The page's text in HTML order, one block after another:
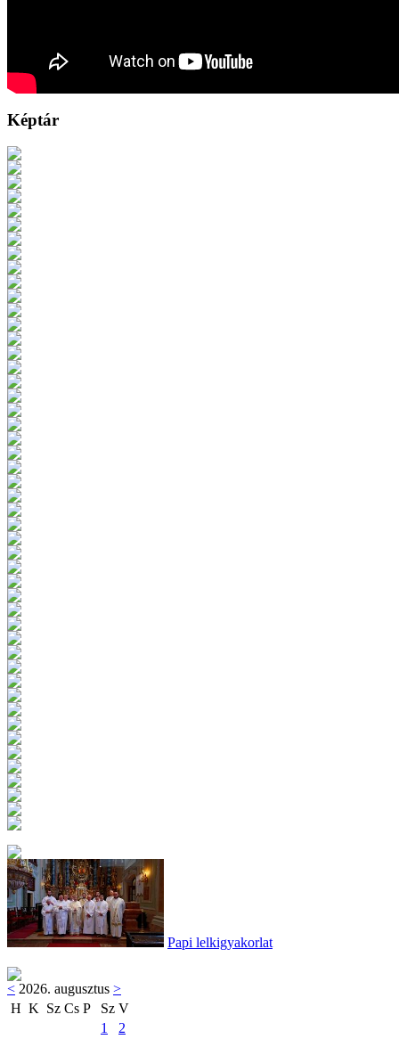
Képtár
Papi lelkigyakorlat
< 2026. augusztus >
H K Sz Cs P Sz V
1
2